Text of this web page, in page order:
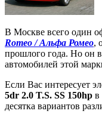
В Москве всего один
Romeo / Альфа Ромео,
прошлого года. Но он
автомобилей этой
Если Вас интересует
5dr 2.0 T.S. SS 150hp в
десятка вариантов